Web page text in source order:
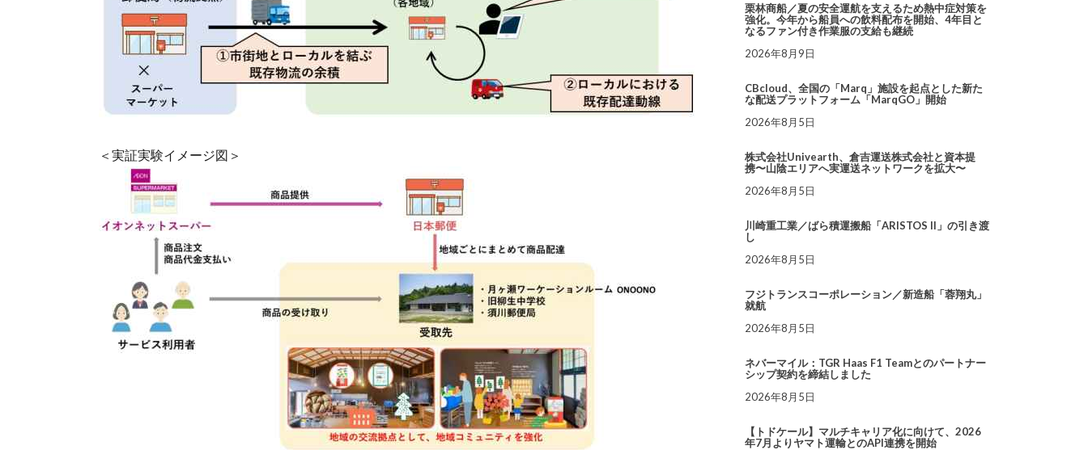
＜実証実験イメージ図＞
栗林商船／夏の安全運航を支えるため熱中症対策を
強化。今年から船員への飲料配布を開始、4年目と
なるファン付き作業服の支給も継続
2026年8月9日
CBcloud、全国の「Marq」施設を起点とした新た
な配送プラットフォーム「MarqGO」開始
2026年8月5日
株式会社Univearth、倉吉運送株式会社と資本提
携〜山陰エリアへ実運送ネットワークを拡大〜
2026年8月5日
川崎重工業／ばら積運搬船「ARISTOS II」の引き渡
し
2026年8月5日
フジトランスコーポレーション／新造船「蓉翔丸」
就航
2026年8月5日
ネバーマイル：TGR Haas F1 Teamとのパートナー
シップ契約を締結しました
2026年8月5日
【トドケール】マルチキャリア化に向けて、2026
年7月よりヤマト運輸とのAPI連携を開始